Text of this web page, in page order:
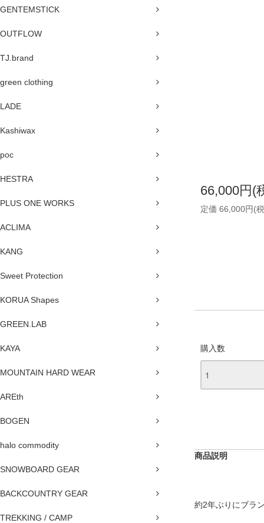
GENTEMSTICK
OUTFLOW
TJ.brand
green clothing
LADE
Kashiwax
poc
HESTRA
PLUS ONE WORKS
ACLIMA
KANG
Sweet Protection
KORUA Shapes
GREEN.LAB
KAYA
MOUNTAIN HARD WEAR
AREth
BOGEN
halo commodity
SNOWBOARD GEAR
BACKCOUNTRY GEAR
TREKKING / CAMP
66,000円(
定価 66,000円(
購入数
商品説明
約2年ぶりにブラ